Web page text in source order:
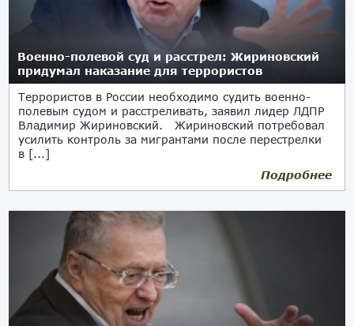
Военно-полевой суд и расстрел: Жириновский
придумал наказание для террористов
Террористов в России необходимо судить военно-
полевым судом и расстреливать, заявил лидер ЛДПР
Владимир Жириновский. Жириновский потребовал
усилить контроль за мигрантами после перестрелки
в [...]
Подробнее